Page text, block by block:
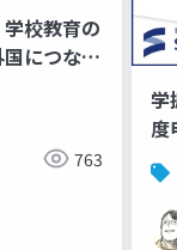
校教育の
につなが
763
学
度